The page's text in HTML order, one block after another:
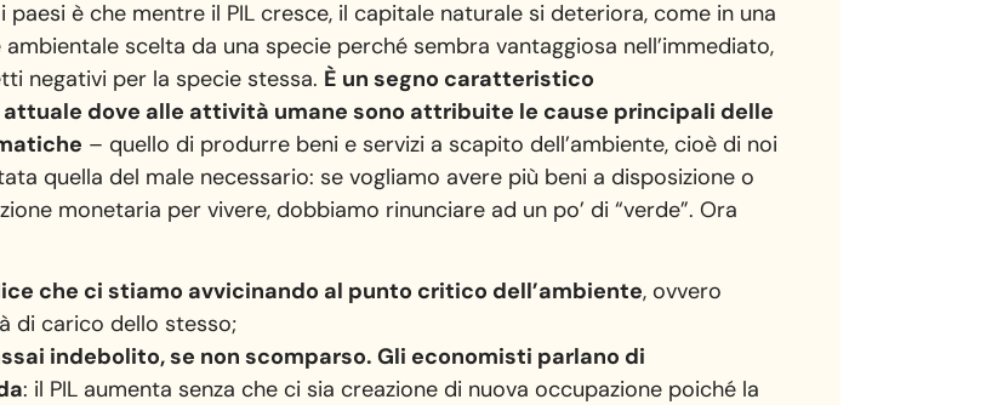
è che mentre il PIL cresce, il capitale naturale si deteriora, come in una
scelta da una specie perché sembra vantaggiosa nell’immediato,
negativi per la specie stessa. È un segno caratteristico
attuale dove alle attività umane sono attribuite le cause principali delle
– quello di produrre beni e servizi a scapito dell’ambiente, cioè di noi
quella del male necessario: se vogliamo avere più beni a disposizione o
monetaria per vivere, dobbiamo rinunciare ad un po’ di “verde”. Ora
che ci stiamo avvicinando al punto critico dell’ambiente, ovvero
di carico dello stesso;
indebolito, se non scomparso. Gli economisti parlano di
: il PIL aumenta senza che ci sia creazione di nuova occupazione poiché la